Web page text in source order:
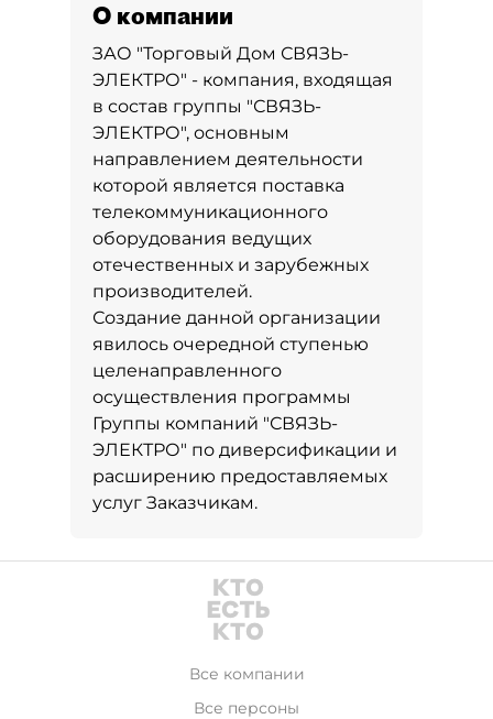
О компании
ЗАО "Торговый Дом СВЯЗЬ-
ЭЛЕКТРО" - компания, входящая
в состав группы "СВЯЗЬ-
ЭЛЕКТРО", основным
направлением деятельности
которой является поставка
телекоммуникационного
оборудования ведущих
отечественных и зарубежных
производителей.
Создание данной организации
явилось очередной ступенью
целенаправленного
осуществления программы
Группы компаний "СВЯЗЬ-
ЭЛЕКТРО" по диверсификации и
расширению предоставляемых
услуг Заказчикам.
Все компании
Все персоны